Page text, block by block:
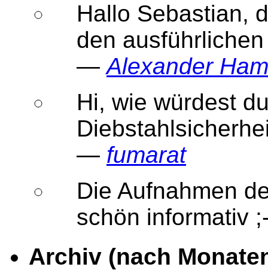
Hallo Sebastian,
den
—Alexander
Hi, wie würdest
— fumarat
Die Aufnahmen
schön
Archiv (nach